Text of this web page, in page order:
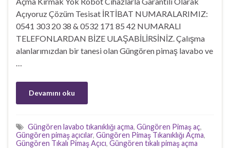
Açıyoruz Çözüm Tesisat İRTİBAT NUMARALARIMIZ:
0541 303 20 38 & 0532 171 85 42 NUMARALI
TELEFONLARDAN BİZE ULAŞABİLİRSİNİZ. Çalışma
alanlarımızdan bir tanesi olan Güngören pimaş lavabo ve
Devamını oku
Güngören lavabo tıkanıklığı açma, Güngören Pimaş aç,
Güngören pimaş açıcılar, Güngören Pimaş Tıkanıklığı Açma,
Güngören Tıkalı Pimaş Açıcı, Güngören tıkalı pimaş açma